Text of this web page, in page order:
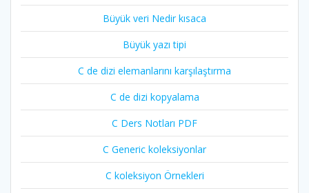
Büyük veri Nedir kısaca
Büyük yazı tipi
C de dizi elemanlarını karşılaştırma
C de dizi kopyalama
C Ders Notları PDF
C Generic koleksiyonlar
C koleksiyon Örnekleri